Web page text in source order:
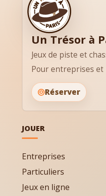
Un Trésor à
Jeux de piste et
Pour entreprises et
Réserver
JOUER
Entreprises
Particuliers
Jeux en ligne